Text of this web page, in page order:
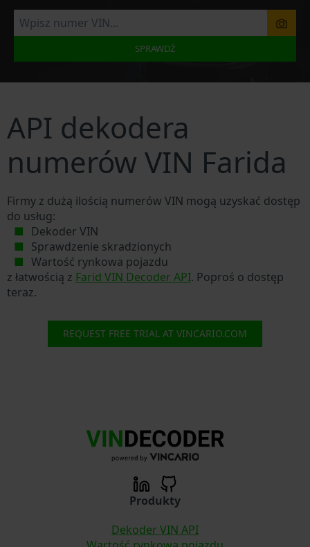
SPRAWDŹ
API dekodera
numerów VIN Farida
Firmy z dużą ilością numerów VIN mogą uzyskać dostęp
do usług:
Dekoder VIN
Sprawdzenie skradzionych
Wartość rynkowa pojazdu
z łatwością z Farid VIN Decoder API. Poproś o dostęp
teraz.
REQUEST FREE TRIAL AT VINCARIO.COM
Produkty
Dekoder VIN API